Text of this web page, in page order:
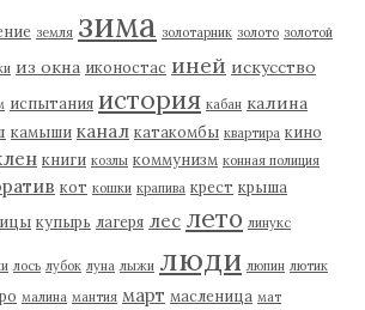
земля зима золотарник золото золотой
из окна иконостас иней искусство
испытания история кабан калина
камыши канал катакомбы квартира кино
книги козлы коммунизм конная полиция
кот кошки крапива крест крыша
купырь лагеря лес лето линукс
лось лубок луна лыжи люди люпин лютик
малина мантия март масленица мат